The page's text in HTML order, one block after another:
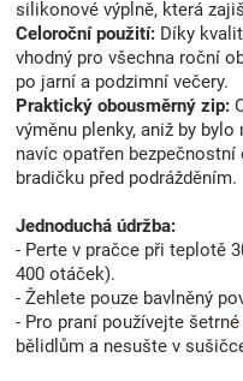
silikonové výplně, která
Celoroční použití: Díky
vhodný pro všechna roční
po jarní a podzimní večery.
Praktický obousměrný zip:
výměnu plenky, aniž by
navíc opatřen
bradičku před podrážděním.
Jednoduchá údržba:
- Perte v pračce při teplotě
400 otáček).
- Žehlete pouze bavlněný
- Pro praní používejte šetrné
bělidlům a nesušte v